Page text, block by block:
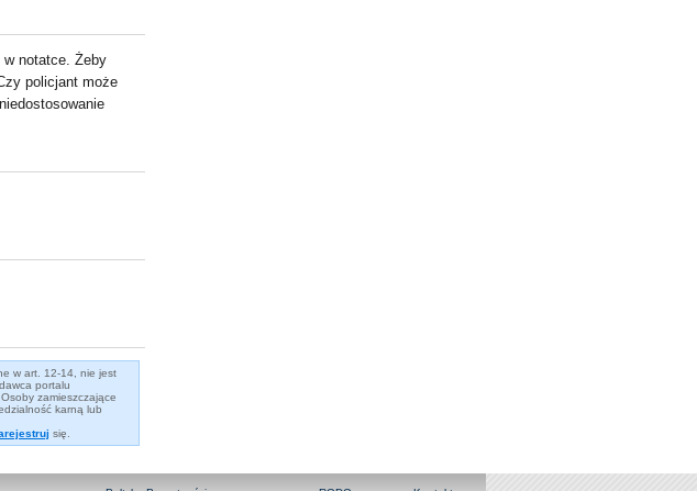
notatce. Żeby
policjant może
w art. 12-14, nie jest
portalu
zamieszczające
karną lub
się.